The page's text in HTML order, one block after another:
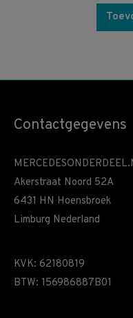
Contactgegevens
Akerstraat Noord 52A
6431 HN Hoensbroek
Limburg Nederland
KVK: 62180819
BTW: 156986887B01